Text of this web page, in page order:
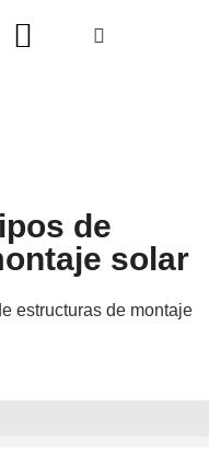
de
solar
estructuras de montaje